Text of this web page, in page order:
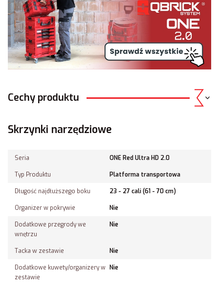
Cechy produktu
Skrzynki narzędziowe
Seria ONE Red Ultra HD 2.0
Typ Produktu Platforma transportowa
Długość najdłuższego boku 23 - 27 cali (61 - 70 cm)
Organizer w pokrywie Nie
Dodatkowe przegrody we
wnętrzu
Nie
Tacka w zestawie Nie
Dodatkowe kuwety/organizery w
zestawie
Nie